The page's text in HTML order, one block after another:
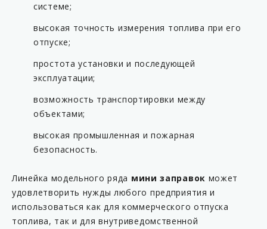
системе;
высокая точность измерения топлива при его
отпуске;
простота установки и последующей
эксплуатации;
возможность транспортировки между
объектами;
высокая промышленная и пожарная
безопасность.
Линейка модельного ряда мини заправок может
удовлетворить нужды любого предприятия и
использоваться как для коммерческого отпуска
топлива, так и для внутриведомственной